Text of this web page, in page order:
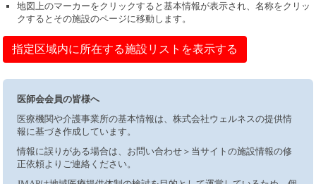
地図上のマーカーをクリックすると基本情報が表示され、名称をクリッ
クするとその施設のページに移動します。
指定区域内に所在する施設リストを表示する
医師会会員の皆様へ
医療機関や介護事業所の基本情報は、株式会社ウェルネスの提供情
報に基づき作成しています。
情報に誤りがある場合は、お問い合わせ＞当サイトの施設情報の修
正依頼よりご連絡ください。